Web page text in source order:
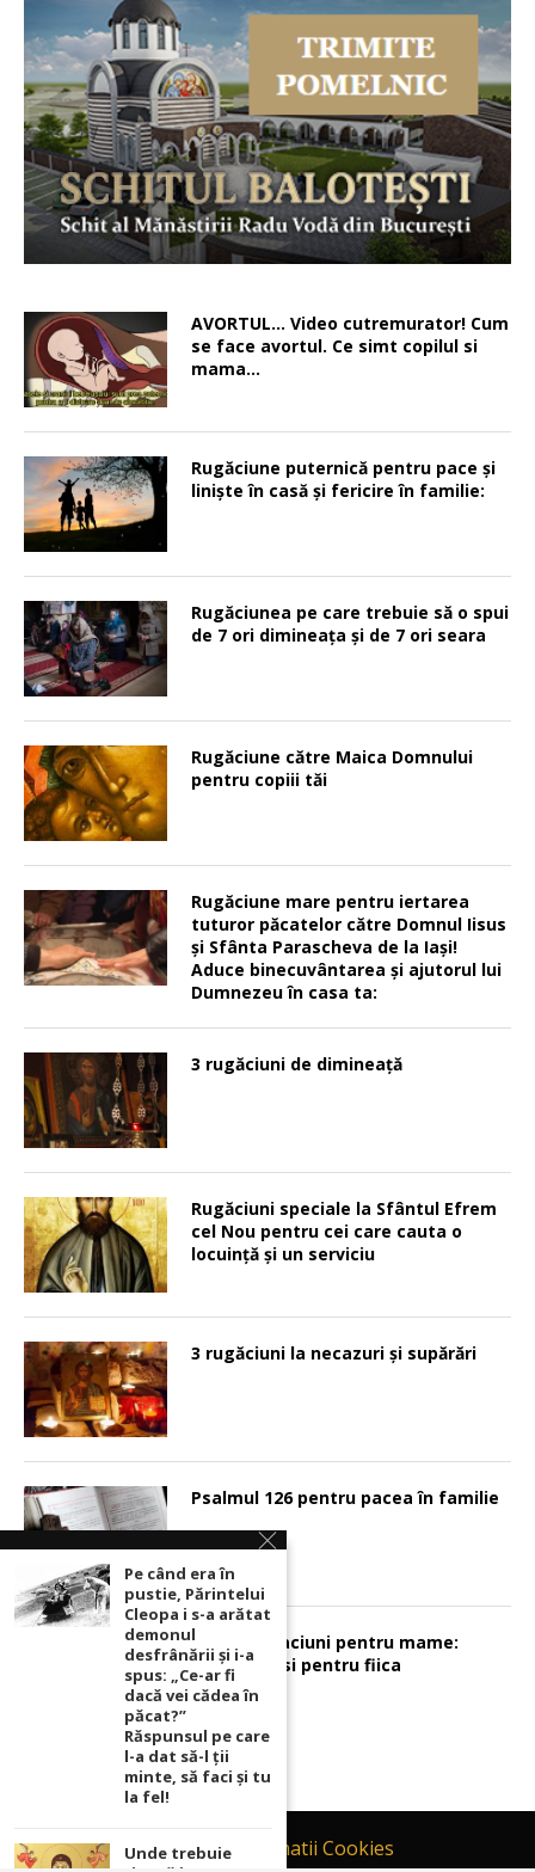
AVORTUL… Video cutremurator! Cum
se face avortul. Ce simt copilul si
mama…
Rugăciune puternică pentru pace şi
linişte în casă şi fericire în familie:
Rugăciunea pe care trebuie să o spui
de 7 ori dimineața și de 7 ori seara
Rugăciune către Maica Domnului
pentru copiii tăi
Rugăciune mare pentru iertarea
tuturor păcatelor către Domnul Iisus
şi Sfânta Parascheva de la Iaşi!
Aduce binecuvântarea şi ajutorul lui
Dumnezeu în casa ta:
3 rugăciuni de dimineață
Rugăciuni speciale la Sfântul Efrem
cel Nou pentru cei care cauta o
locuinţă şi un serviciu
3 rugăciuni la necazuri și supărări
Psalmul 126 pentru pacea în familie
Sunt 2 rugaciuni pentru mame:
pentru fiu si pentru fiica
Contact
Informatii Cookies
Pe când era în
pustie, Părintelui
Cleopa i s-a arătat
demonul
desfrânării şi i-a
spus: „Ce-ar fi
dacă vei cădea în
păcat?”
Răspunsul pe care
l-a dat să-l ții
minte, să faci și tu
la fel!
Unde trebuie